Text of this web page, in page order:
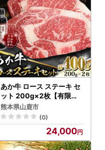
あか牛 ロース ステーキ セ
ット 200g×2枚【有限会
社 三協畜産】 国産 赤身 赤
牛 [ZEB011]
熊本県山鹿市
(0)
24,000